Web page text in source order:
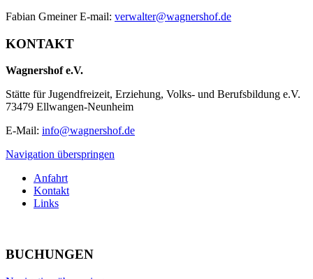
Fabian Gmeiner E-mail: verwalter@wagnershof.de
KONTAKT
Wagnershof e.V.
Stätte für Jugendfreizeit, Erziehung, Volks- und Berufsbildung e.V.
73479 Ellwangen-Neunheim
E-Mail: info@wagnershof.de
Navigation überspringen
Anfahrt
Kontakt
Links
BUCHUNGEN